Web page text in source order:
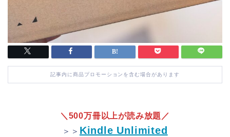
記事内に商品プロモーションを含む場合があります
＼500万冊以上が読み放題／
＞＞ Kindle Unlimited